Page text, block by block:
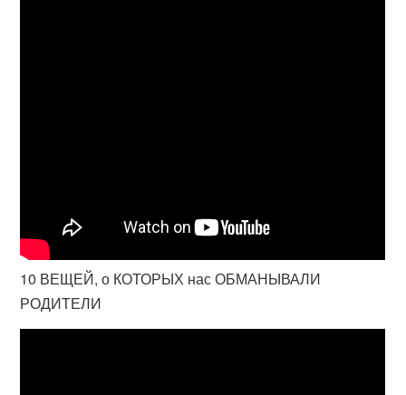
10 ВЕЩЕЙ, о КОТОРЫХ нас ОБМАНЫВАЛИ
РОДИТЕЛИ